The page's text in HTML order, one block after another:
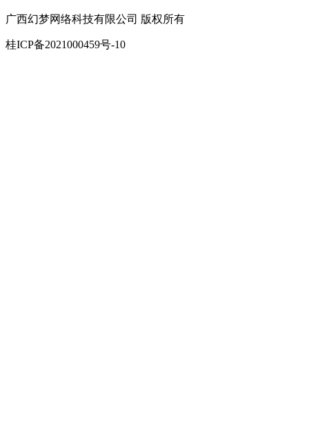
广西幻梦网络科技有限公司 版权所有
桂ICP备2021000459号-10